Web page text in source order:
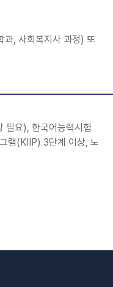
과, 사회복지사 과정) 또
필요), 한국어능력시험
램(KIIP) 3단계 이상, 노